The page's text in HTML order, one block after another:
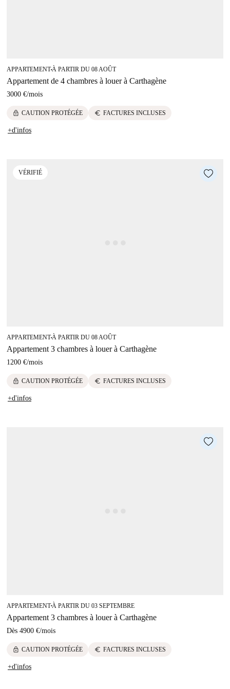
APPARTEMENT■À PARTIR DU 08 AOÛT
Appartement de 4 chambres à louer à Carthagène
3000 €/mois
lock CAUTION PROTÉGÉE euro FACTURES INCLUSES
+d'infos
VÉRIFIÉ
APPARTEMENT■À PARTIR DU 08 AOÛT
Appartement 3 chambres à louer à Carthagène
1200 €/mois
lock CAUTION PROTÉGÉE euro FACTURES INCLUSES
+d'infos
APPARTEMENT■À PARTIR DU 03 SEPTEMBRE
Appartement 3 chambres à louer à Carthagène
Dès 4900 €/mois
lock CAUTION PROTÉGÉE euro FACTURES INCLUSES
+d'infos